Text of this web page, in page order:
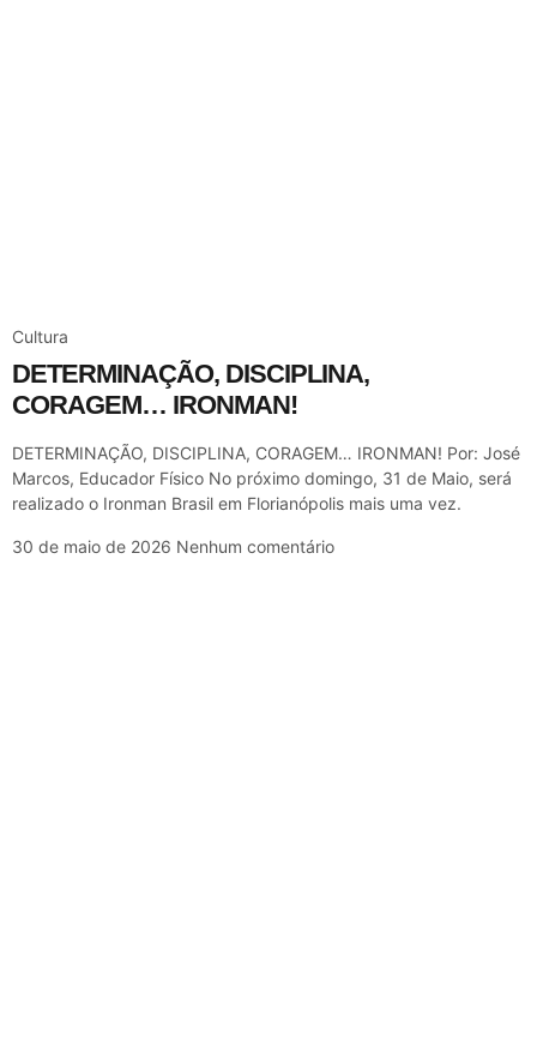
Cultura
DETERMINAÇÃO, DISCIPLINA,
CORAGEM… IRONMAN!
DETERMINAÇÃO, DISCIPLINA, CORAGEM… IRONMAN! Por: José
Marcos, Educador Físico No próximo domingo, 31 de Maio, será
realizado o Ironman Brasil em Florianópolis mais uma vez.
30 de maio de 2026 Nenhum comentário